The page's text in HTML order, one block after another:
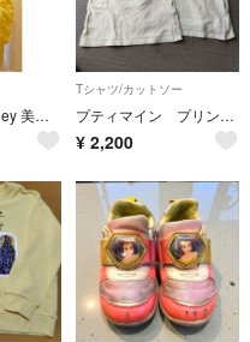
パニエ付きDisney 美女と野獣 ベル ドレス 9-10歳用
Tシャツ/カットソー
プティマイン プリンセス ベル 美女と野獣 黄色
¥ 2,200